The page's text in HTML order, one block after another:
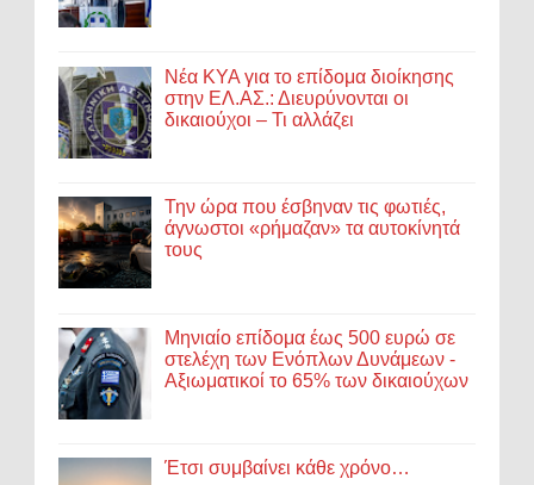
Νέα ΚΥΑ για το επίδομα διοίκησης
στην ΕΛ.ΑΣ.: Διευρύνονται οι
δικαιούχοι – Τι αλλάζει
Την ώρα που έσβηναν τις φωτιές,
άγνωστοι «ρήμαζαν» τα αυτοκίνητά
τους
Μηνιαίο επίδομα έως 500 ευρώ σε
στελέχη των Ενόπλων Δυνάμεων -
Αξιωματικοί το 65% των δικαιούχων
Έτσι συμβαίνει κάθε χρόνο…